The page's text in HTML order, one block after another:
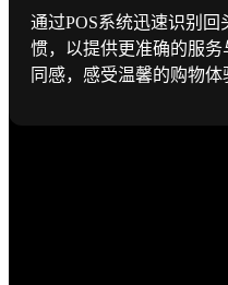
通过POS系统迅速识别
惯，以提供更准确的服
同感，感受温馨的购物体